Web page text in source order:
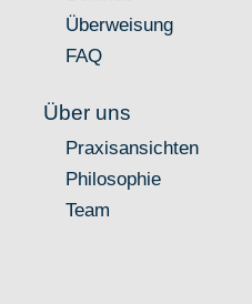
Überweisung
FAQ
Über uns
Praxisansichten
Philosophie
Team